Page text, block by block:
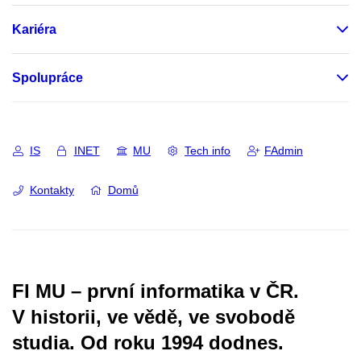
Kariéra
Spolupráce
IS INET MU Tech info FAdmin
Kontakty Domů
FI MU – první informatika v ČR.
V historii, ve vědě, ve svobodě
studia. Od roku 1994 dodnes.